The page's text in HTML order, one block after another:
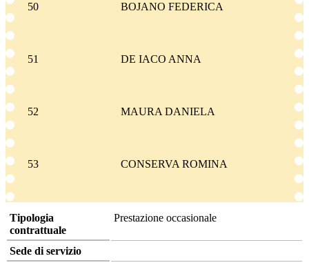
50 BOJANO FEDERICA
51 DE IACO ANNA
52 MAURA DANIELA
53 CONSERVA ROMINA
Tipologia
contrattuale
Prestazione occasionale
Sede di servizio